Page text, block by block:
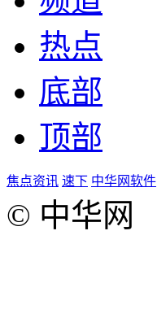
热点
底部
顶部
焦点资讯 速下 中华网软件
© 中华网